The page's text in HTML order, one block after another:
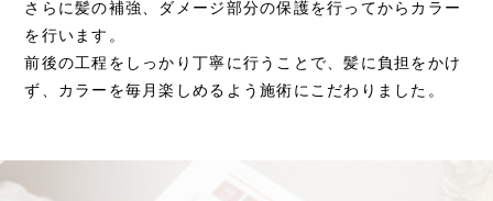
さらに髪の補強、ダメージ部分の保護を行ってからカラー
を行います。
前後の工程をしっかり丁寧に行うことで、髪に負担をかけ
ず、カラーを毎月楽しめるよう施術にこだわりました。